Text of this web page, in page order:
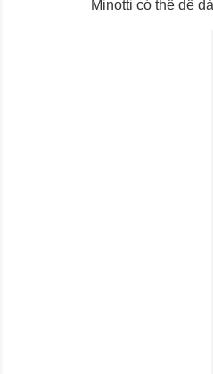
Minotti có thể dễ